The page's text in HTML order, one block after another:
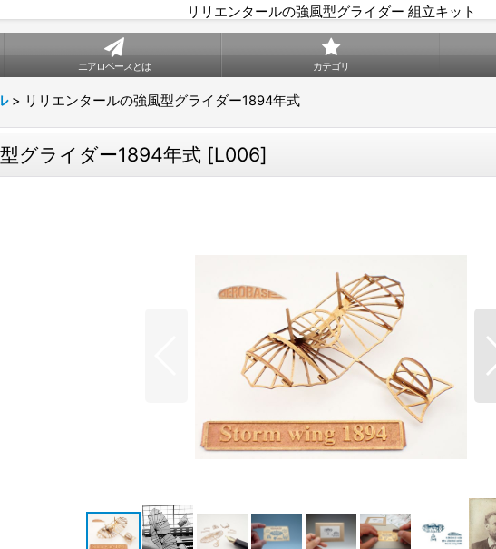
リリエンタールの強風型グライダー 組立キット
エアロベースとは カテゴリ
> リリエンタールの強風型グライダー1894年式
グライダー1894年式 [L006]